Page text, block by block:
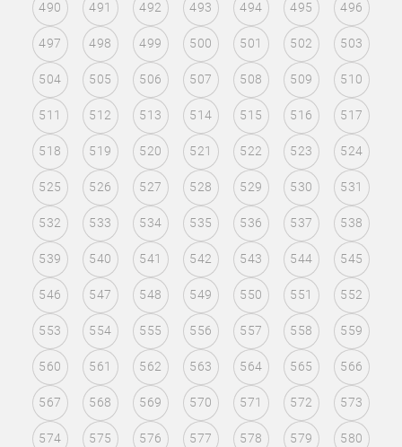
490 491 492 493 494 495 496
497 498 499 500 501 502 503
504 505 506 507 508 509 510
511 512 513 514 515 516 517
518 519 520 521 522 523 524
525 526 527 528 529 530 531
532 533 534 535 536 537 538
539 540 541 542 543 544 545
546 547 548 549 550 551 552
553 554 555 556 557 558 559
560 561 562 563 564 565 566
567 568 569 570 571 572 573
574 575 576 577 578 579 580